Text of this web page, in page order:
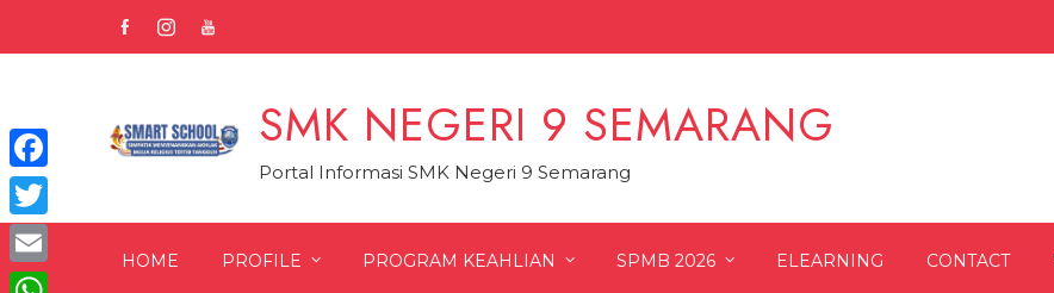
SMK NEGERI 9 SEMARANG
Portal Informasi SMK Negeri 9 Semarang
HOME PROFILE PROGRAM KEAHLIAN SPMB 2026 ELEARNING CONTACT
Facebook
Twitter
Email